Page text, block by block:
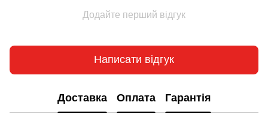
Додайте перший відгук
Написати відгук
Доставка Оплата Гарантія